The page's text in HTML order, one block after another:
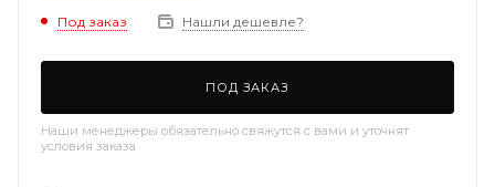
Под заказ Нашли дешевле?
ПОД ЗАКАЗ
Наши менеджеры обязательно свяжутся с вами и уточнят
условия заказа